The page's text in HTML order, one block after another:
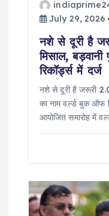
July 29, 2026
नशे से दूरी है
मिसाल,
रिकॉर्ड्स में दर्ज
नशे से दूरी है जरूरी
का नाम वर्ल्ड बुक ऑफ
आयोजित समारोह में